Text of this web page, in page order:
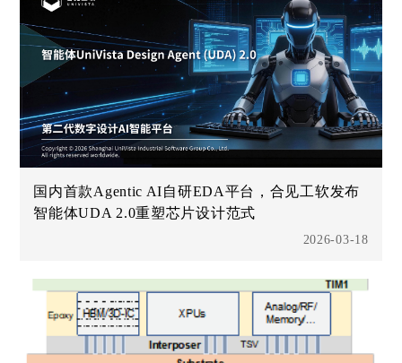
国内首款Agentic AI自研EDA平台，合见工软发布
智能体UDA 2.0重塑芯片设计范式
2026-03-18